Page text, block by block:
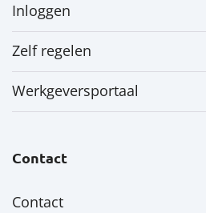
Inloggen
Zelf regelen
Werkgeversportaal
Contact
Contact